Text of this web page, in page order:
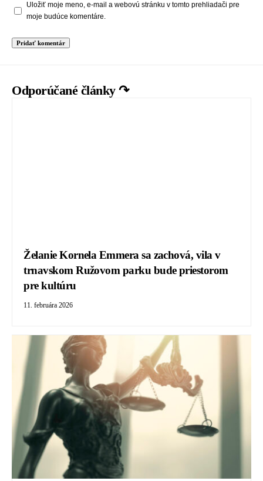
Uložiť moje meno, e-mail a webovú stránku v tomto prehliadači pre
moje budúce komentáre.
Odporúčané články ↷
Želanie Kornela Emmera sa zachová, vila v
trnavskom Ružovom parku bude priestorom
pre kultúru
11. februára 2026